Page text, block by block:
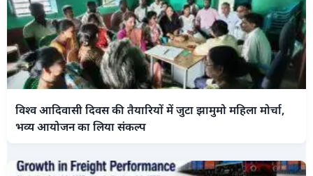
विश्व आदिवासी दिवस की तैयारियों में जुटा झामुमो महिला मोर्चा,
भव्य आयोजन का लिया संकल्प